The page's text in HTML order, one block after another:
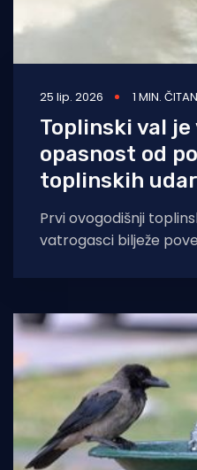
25 lip. 2026 1 MIN.
Toplinski val je
opasnost od
toplinskih
Prvi ovogodišnji
vatrogasci bilježe